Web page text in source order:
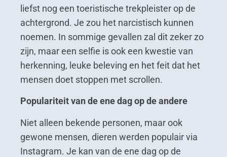
liefst nog een toeristische trekpleister op de
achtergrond. Je zou het narcistisch kunnen
noemen. In sommige gevallen zal dit zeker zo
zijn, maar een selfie is ook een kwestie van
herkenning, leuke beleving en het feit dat het
mensen doet stoppen met scrollen.
Populariteit van de ene dag op de andere
Niet alleen bekende personen, maar ook
gewone mensen, dieren werden populair via
Instagram. Je kan van de ene dag op de